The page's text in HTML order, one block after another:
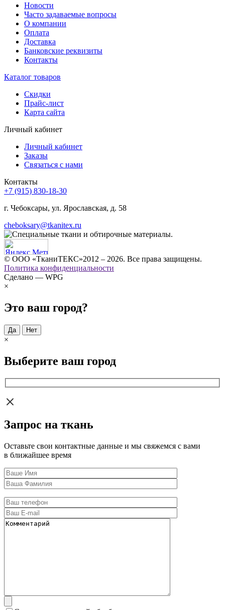
Новости
Часто задаваемые вопросы
О компании
Оплата
Доставка
Банковские реквизиты
Контакты
Каталог товаров
Скидки
Прайс-лист
Карта сайта
Личный кабинет
Личный кабинет
Заказы
Связаться с нами
Контакты
+7 (915) 830-18-30
г. Чебоксары, ул. Ярославская, д. 58
cheboksary@tkanitex.ru
© ООО «ТканиТЕКС»2012 – 2026. Все права защищены.
Политика конфиденциальности
Сделано — WPG
×
Это ваш город?
Да Нет
×
Выберите ваш город
Запрос на ткань
Оставьте свои контактные данные и мы свяжемся с вами
в ближайшее время